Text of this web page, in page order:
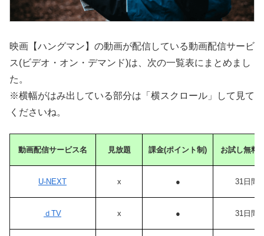
映画【ハングマン】の動画が配信している動画配信サービ
ス(ビデオ・オン・デマンド)は、次の一覧表にまとめまし
た。
※横幅がはみ出している部分は「横スクロール」して見て
くださいね。
動画配信サービス名 見放題 課金(ポイント制) お試し無料
U-NEXT x ● 31日間
ｄTV x ● 31日間